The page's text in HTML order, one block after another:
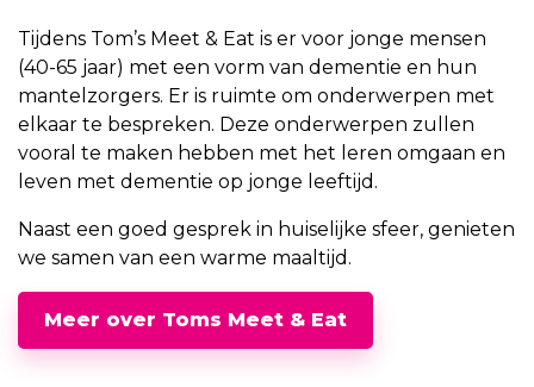
Tijdens Tom’s Meet & Eat is er voor jonge mensen
(40-65 jaar) met een vorm van dementie en hun
mantelzorgers. Er is ruimte om onderwerpen met
elkaar te bespreken. Deze onderwerpen zullen
vooral te maken hebben met het leren omgaan en
leven met dementie op jonge leeftijd.
Naast een goed gesprek in huiselijke sfeer, genieten
we samen van een warme maaltijd.
Meer over Toms Meet & Eat